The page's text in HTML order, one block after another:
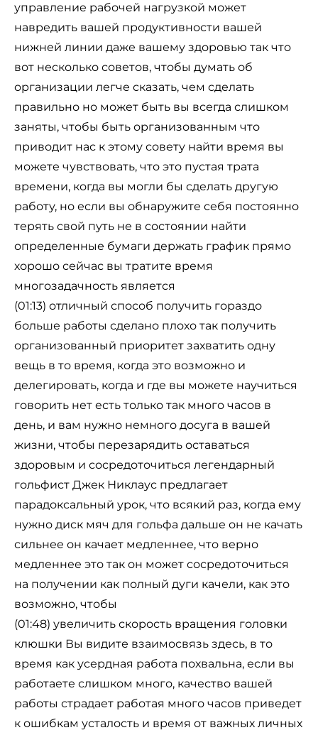
управление рабочей нагрузкой может
навредить вашей продуктивности вашей
нижней линии даже вашему здоровью так что
вот несколько советов, чтобы думать об
организации легче сказать, чем сделать
правильно но может быть вы всегда слишком
заняты, чтобы быть организованным что
приводит нас к этому совету найти время вы
можете чувствовать, что это пустая трата
времени, когда вы могли бы сделать другую
работу, но если вы обнаружите себя постоянно
терять свой путь не в состоянии найти
определенные бумаги держать график прямо
хорошо сейчас вы тратите время
многозадачность является
(01:13) отличный способ получить гораздо
больше работы сделано плохо так получить
организованный приоритет захватить одну
вещь в то время, когда это возможно и
делегировать, когда и где вы можете научиться
говорить нет есть только так много часов в
день, и вам нужно немного досуга в вашей
жизни, чтобы перезарядить оставаться
здоровым и сосредоточиться легендарный
гольфист Джек Никлаус предлагает
парадоксальный урок, что всякий раз, когда ему
нужно диск мяч для гольфа дальше он не качать
сильнее он качает медленнее, что верно
медленнее это так он может сосредоточиться
на получении как полный дуги качели, как это
возможно, чтобы
(01:48) увеличить скорость вращения головки
клюшки Вы видите взаимосвязь здесь, в то
время как усердная работа похвальна, если вы
работаете слишком много, качество вашей
работы страдает работая много часов приведет
к ошибкам усталость и время от важных личных